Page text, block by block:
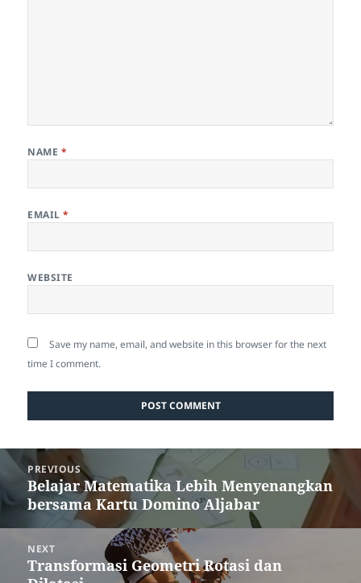
NAME *
EMAIL*
WEBSITE
Save my name, email, and website in this browser for the next
time I comment.
Post
navigation
PREVIOUS
Previous
post:
Belajar Matematika Lebih Menyenangkan
bersama Kartu Domino Aljabar
NEXT
Next
Transformasi Geometri Rotasi dan